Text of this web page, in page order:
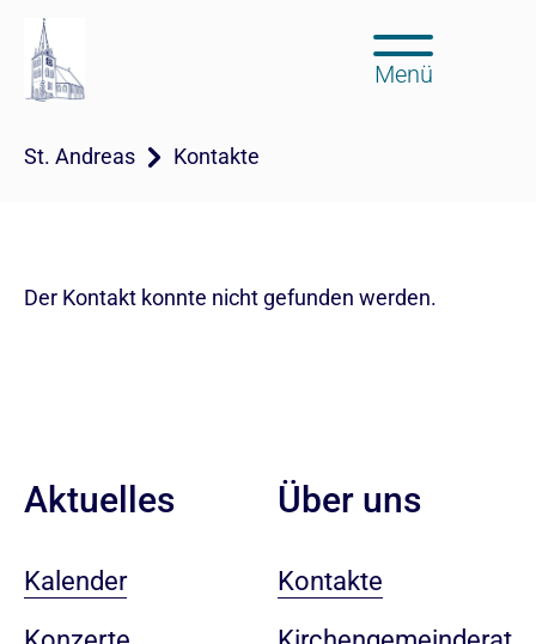
Menü
St. Andreas Kontakte
Der Kontakt konnte nicht gefunden werden.
Aktuelles
Kalender
Über uns
Kontakte